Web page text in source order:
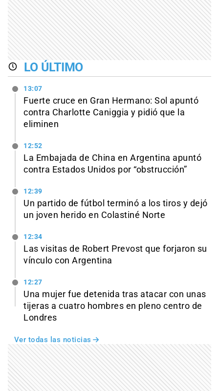
LO ÚLTIMO
13:07
Fuerte cruce en Gran Hermano: Sol apuntó
contra Charlotte Caniggia y pidió que la
eliminen
12:52
La Embajada de China en Argentina apuntó
contra Estados Unidos por “obstrucción”
12:39
Un partido de fútbol terminó a los tiros y dejó
un joven herido en Colastiné Norte
12:34
Las visitas de Robert Prevost que forjaron su
vínculo con Argentina
12:27
Una mujer fue detenida tras atacar con unas
tijeras a cuatro hombres en pleno centro de
Londres
Ver todas las noticias